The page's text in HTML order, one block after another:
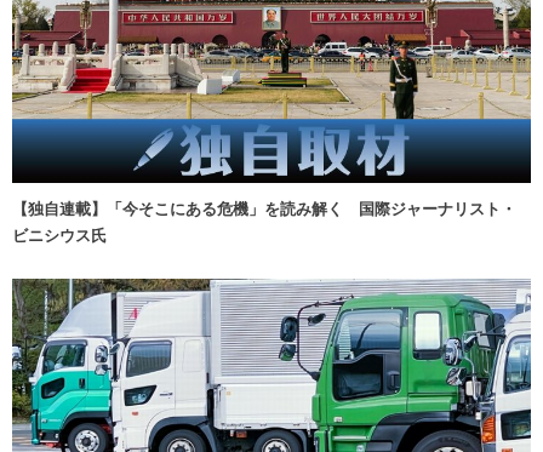
【独自連載】「今そこにある危機」を読み解く 国際ジャーナリスト・
ビニシウス氏